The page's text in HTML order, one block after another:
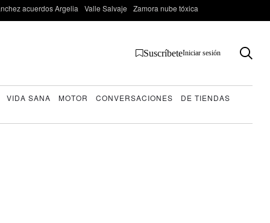
acuerdos Argelia Valle Salvaje Zamora nube tóxica
SuscríbeteIniciar sesión
VIDA SANA MOTOR CONVERSACIONES
DE TIENDAS